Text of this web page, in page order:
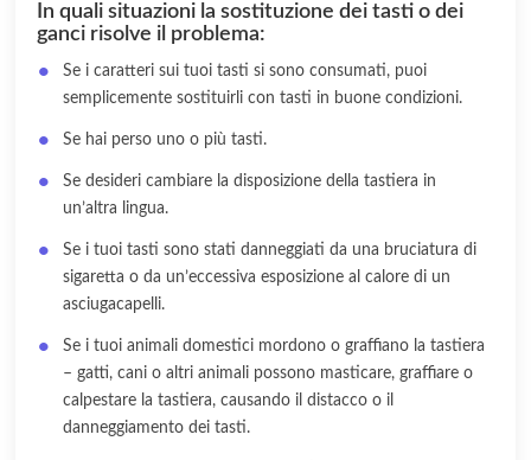
In quali situazioni la sostituzione dei tasti o dei
ganci risolve il problema:
Se i caratteri sui tuoi tasti si sono consumati, puoi
semplicemente sostituirli con tasti in buone condizioni.
Se hai perso uno o più tasti.
Se desideri cambiare la disposizione della tastiera in
un’altra lingua.
Se i tuoi tasti sono stati danneggiati da una bruciatura di
sigaretta o da un’eccessiva esposizione al calore di un
asciugacapelli.
Se i tuoi animali domestici mordono o graffiano la tastiera
– gatti, cani o altri animali possono masticare, graffiare o
calpestare la tastiera, causando il distacco o il
danneggiamento dei tasti.